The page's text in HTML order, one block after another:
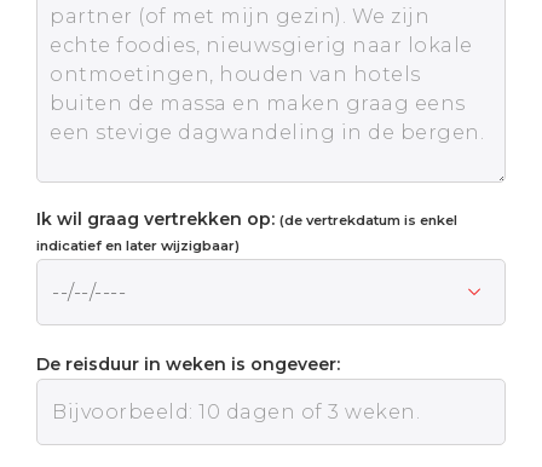
Ik wil graag vertrekken op: (de vertrekdatum is enkel
indicatief en later wijzigbaar)
De reisduur in weken is ongeveer: